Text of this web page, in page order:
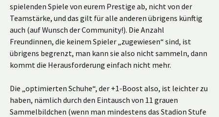
spielenden Spiele von eurem Prestige ab, nicht von der
Teamstärke, und das gilt für alle anderen übrigens künftig
auch (auf Wunsch der Community!). Die Anzahl
Freundinnen, die keinem Spieler „zugewiesen“ sind, ist
übrigens begrenzt, man kann sie also nicht sammeln, dann
kommt die Herausforderung einfach nicht mehr.
Die „optimierten Schuhe“, der +1-Boost also, ist leichter zu
haben, nämlich durch den Eintausch von 11 grauen
Sammelbildchen (wenn man mindestens das Stadion Stufe